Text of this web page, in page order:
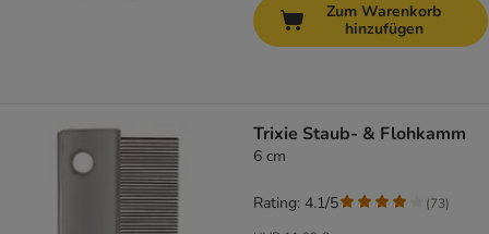
Zum Warenkorb
hinzufügen
Trixie Staub- & Flohkamm
6 cm
Rating: 4.1/5 (73)